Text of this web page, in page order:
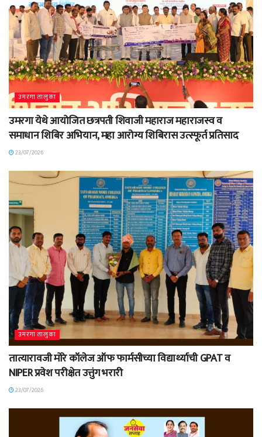
उमरगा तालुका
उमरगा येथे आयोजित छत्रपती शिवाजी महाराज महाराजस्व व
समाधान शिबिर अभियान, महा आरोग्य शिबिरास उत्स्फूर्त प्रतिसाद
23/07/2026
उमरगा तालुका
तात्यारावजी मोरे कॉलेज ऑफ फार्मसीच्या विद्यार्थ्याची GPAT व
NIPER प्रवेश परीक्षेत उत्तुंग भरारी
23/07/2026